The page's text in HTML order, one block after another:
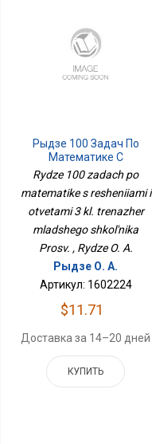
Рыдзе 100 Задач По
Математике С
Решениями И Ответами
3 Кл. Тренажёр
Младшего Школьника
Просв.
Rydze 100 zadach po
matematike s resheniiami i
otvetami 3 kl. trenazher
mladshego shkol'nika
Prosv. , Rydze O. A.
Рыдзе О. А.
Артикул: 1602224
$11.71
Доставка за 14–20 дней
КУПИТЬ